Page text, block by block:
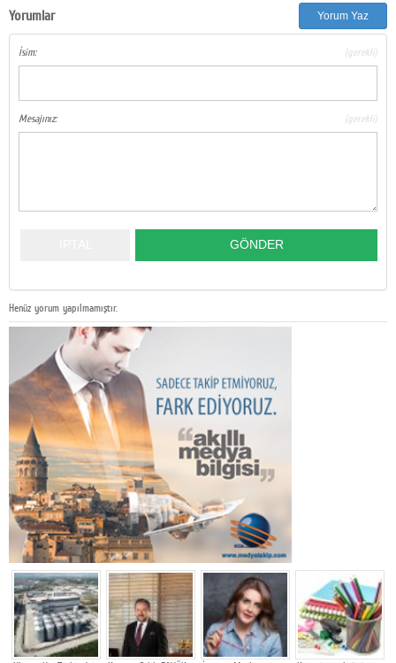
Yorumlar Yorum Yaz
İsim: (gerekli)
Mesajınız: (gerekli)
Henüz yorum yapılmamıştır.